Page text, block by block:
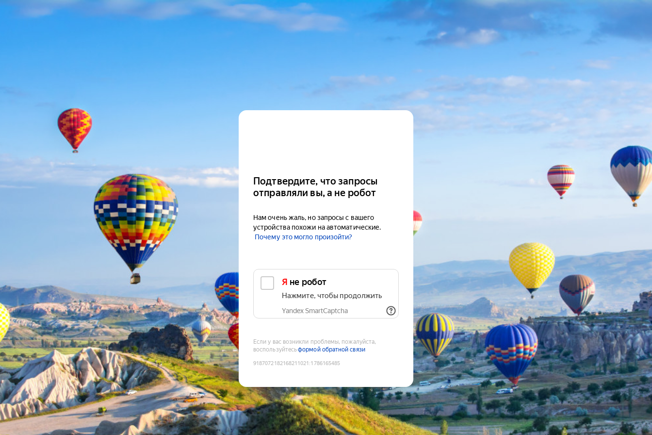
Подтвердите, что запросы
отправляли вы, а не робот
Нам очень жаль, но запросы с вашего
устройства похожи на автоматические.
Почему это могло произойти?
Я не робот
Нажмите, чтобы продолжить
Yandex SmartCaptcha
Если у вас возникли проблемы, пожалуйста,
воспользуйтесьформой обратной связи
9187072182168211021 :1786165485